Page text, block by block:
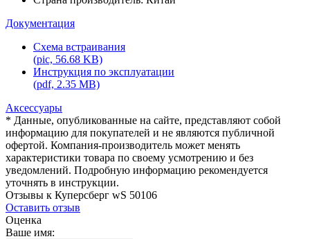
Документация
Схема встраивания
(pic, 56.68 KB)
Инструкция по эксплуатации
(pdf, 2.35 MB)
Аксессуары
* Данные, опубликованные на сайте, представляют собой
информацию для покупателей и не являются публичной
офертой. Компания-производитель может менять
характеристики товара по своему усмотрению и без
уведомлений. Подробную информацию рекомендуется
уточнять в инструкции.
Отзывы к Куперсберг wS 50106
Оставить отзыв
Оценка
Ваше имя: